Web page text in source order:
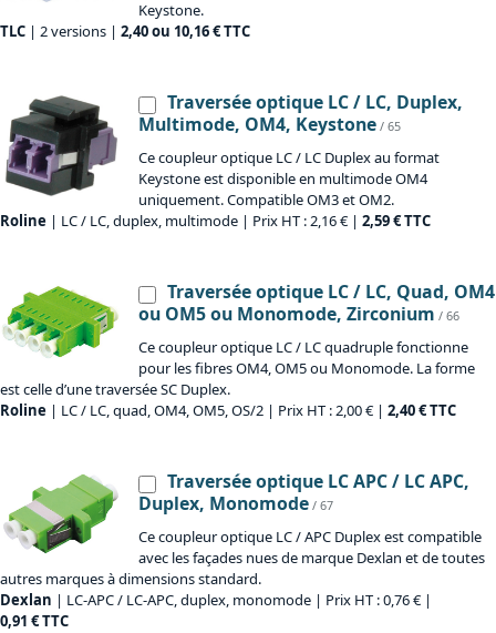
Keystone.
TLC | 2 versions | 2,40 ou 10,16 € TTC
Traversée optique LC / LC, Duplex,
Multimode, OM4, Keystone / 65
Ce coupleur optique LC / LC Duplex au format
Keystone est disponible en multimode OM4
uniquement. Compatible OM3 et OM2.
Roline | LC / LC, duplex, multimode | Prix HT : 2,16 € | 2,59 € TTC
Traversée optique LC / LC, Quad, OM4
ou OM5 ou Monomode, Zirconium / 66
Ce coupleur optique LC / LC quadruple fonctionne
pour les fibres OM4, OM5 ou Monomode. La forme
est celle d’une traversée SC Duplex.
Roline | LC / LC, quad, OM4, OM5, OS/2 | Prix HT : 2,00 € | 2,40 € TTC
Traversée optique LC APC / LC APC,
Duplex, Monomode / 67
Ce coupleur optique LC / APC Duplex est compatible
avec les façades nues de marque Dexlan et de toutes
autres marques à dimensions standard.
Dexlan | LC-APC / LC-APC, duplex, monomode | Prix HT : 0,76 € |
0,91 € TTC